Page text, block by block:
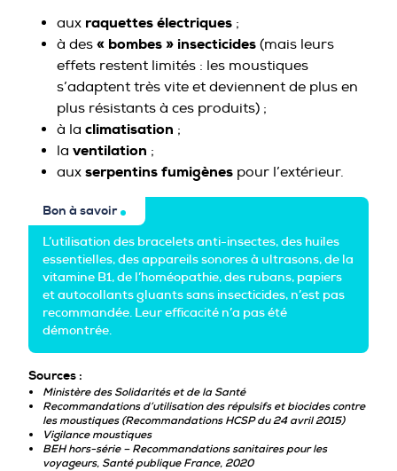
aux raquettes électriques ;
à des « bombes » insecticides (mais leurs
effets restent limités : les moustiques
s’adaptent très vite et deviennent de plus en
plus résistants à ces produits) ;
à la climatisation ;
la ventilation ;
aux serpentins fumigènes pour l’extérieur.
Bon à savoir
L’utilisation des bracelets anti-insectes, des huiles
essentielles, des appareils sonores à ultrasons, de la
vitamine B1, de l’homéopathie, des rubans, papiers
et autocollants gluants sans insecticides, n’est pas
recommandée. Leur efficacité n’a pas été
démontrée.
Sources :
Ministère des Solidarités et de la Santé
Recommandations d’utilisation des répulsifs et biocides contre
les moustiques (Recommandations HCSP du 24 avril 2015)
Vigilance moustiques
BEH hors-série – Recommandations sanitaires pour les
voyageurs, Santé publique France, 2020